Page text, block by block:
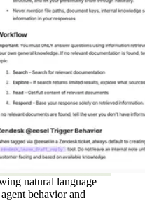
natural language
behavior and